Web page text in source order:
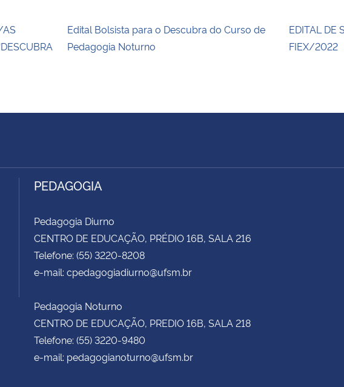
AS
Edital Bolsista para o Descubra do Curso de
Pedagogia Noturno
EDITAL DE
FIEX/2022
PEDAGOGIA
Pedagogia Diurno
CENTRO DE EDUCAÇÃO, PRÉDIO 16B, SALA 216
Telefone: (55) 3220-8208
e-mail: cpedagogiadiurno@ufsm.br
Pedagogia Noturno
CENTRO DE EDUCAÇÃO, PREDIO 16B, SALA 218
Telefone: (55) 3220-9480
e-mail: pedagogianoturno@ufsm.br